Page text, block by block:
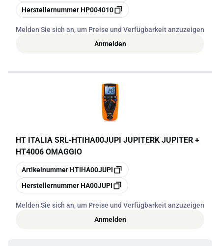
Kopieren
HerstellernummerHP004010
Melden Sie sich an, um Preise und Verfügbarkeit anzuzeigen
Anmelden
HT ITALIA SRL-HTIHA00JUPI JUPITERK JUPITER +
HT4006 OMAGGIO
Kopieren
ArtikelnummerHTIHA00JUPI
Kopieren
HerstellernummerHA00JUPI
Melden Sie sich an, um Preise und Verfügbarkeit anzuzeigen
Anmelden